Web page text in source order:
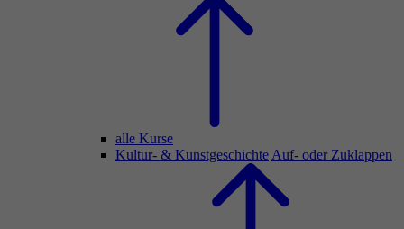
alle Kurse
Kultur- & Kunstgeschichte Auf- oder Zuklappen